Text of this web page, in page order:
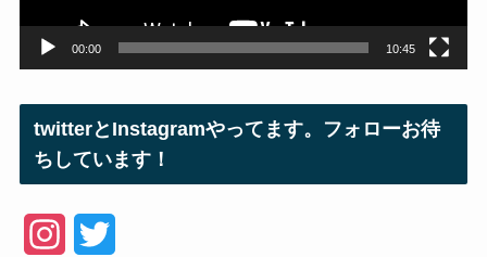
00:00 10:45
twitterとInstagramやってます。フォローお待
ちしています！